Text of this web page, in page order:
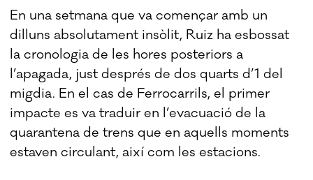
En una setmana que va començar amb un
dilluns absolutament insòlit, Ruiz ha esbossat
la cronologia de les hores posteriors a
l’apagada, just després de dos quarts d’1 del
migdia. En el cas de Ferrocarrils, el primer
impacte es va traduir en l’evacuació de la
quarantena de trens que en aquells moments
estaven circulant, així com les estacions.